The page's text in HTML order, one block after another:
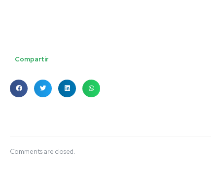
Compartir
Comments are closed.